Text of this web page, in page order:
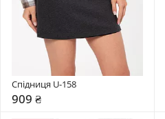
Спідниця U-158
909 ₴